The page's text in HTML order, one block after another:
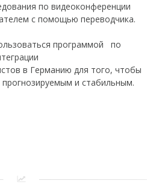
по видеоконференции
с помощью переводчика.
программой по
в Германию для того, чтобы
и стабильным.